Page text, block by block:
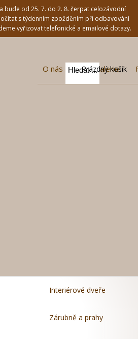
bude od 25. 7. do 2. 8. čerpat celozávodní
s týdenním zpožděním při odbavování
vyřizovat telefonické a emailové dotazy.
O nás Fotogalerie
Prázdný košík
Interiérové dveře
Zárubně a prahy